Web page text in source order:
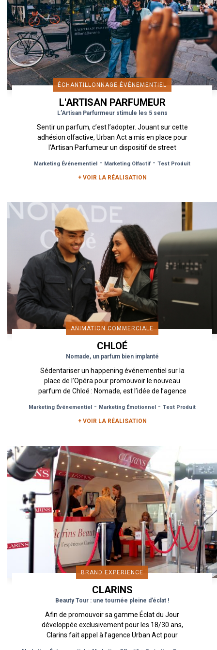
ÉCHANTILLONNAGE ÉVÉNEMENTIEL
L'ARTISAN PARFUMEUR
L’Artisan Parfurmeur stimule les 5 sens
Sentir un parfum, c’est l’adopter. Jouant sur cette
adhésion olfactive, Urban Act a mis en place pour
l’Artisan Parfumeur un dispositif de street
Marketing Événementiel - Marketing Olfactif - Test Produit
+ VOIR LA RÉALISATION
ANIMATION COMMERCIALE
CHLOÉ
Nomade, un parfum bien implanté
Sédentariser un happening événementiel sur la
place de l’Opéra pour promouvoir le nouveau
parfum de Chloé : Nomade, est l’idée de l’agence
Marketing Événementiel - Marketing Émotionnel - Test Produit
+ VOIR LA RÉALISATION
BRAND EXPERIENCE
CLARINS
Beauty Tour : une tournée pleine d’éclat !
Afin de promouvoir sa gamme Éclat du Jour
développée exclusivement pour les 18/30 ans,
Clarins fait appel à l’agence Urban Act pour